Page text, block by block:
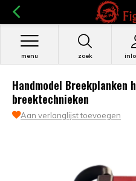
zoek
menu
Handmodel Breekplanken
breektechnieken
Aan verlanglijst toevoegen